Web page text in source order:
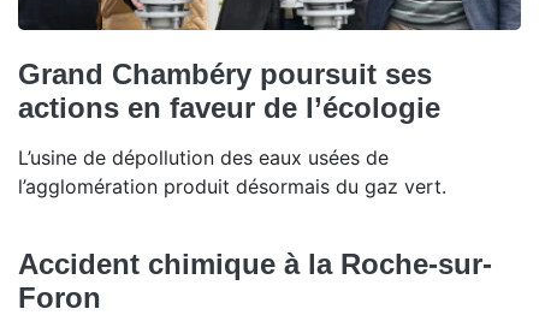
Grand Chambéry poursuit ses
actions en faveur de l’écologie
L’usine de dépollution des eaux usées de
l’agglomération produit désormais du gaz vert.
Accident chimique à la Roche-sur-
Foron